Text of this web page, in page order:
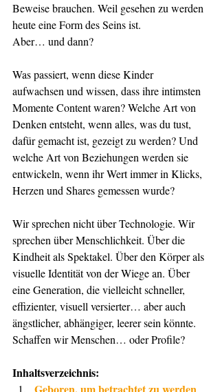
Beweise brauchen. Weil gesehen zu werden
heute eine Form des Seins ist.
Aber… und dann?
Was passiert, wenn diese Kinder
aufwachsen und wissen, dass ihre intimsten
Momente Content waren? Welche Art von
Denken entsteht, wenn alles, was du tust,
dafür gemacht ist, gezeigt zu werden? Und
welche Art von Beziehungen werden sie
entwickeln, wenn ihr Wert immer in Klicks,
Herzen und Shares gemessen wurde?
Wir sprechen nicht über Technologie. Wir
sprechen über Menschlichkeit. Über die
Kindheit als Spektakel. Über den Körper als
visuelle Identität von der Wiege an. Über
eine Generation, die vielleicht schneller,
effizienter, visuell versierter… aber auch
ängstlicher, abhängiger, leerer sein könnte.
Schaffen wir Menschen… oder Profile?
Inhaltsverzeichnis: